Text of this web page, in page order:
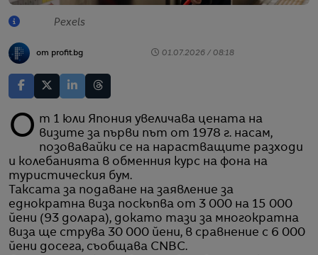
Pexels
от profit.bg 01.07.2026 / 08:18
От 1 юли Япония увеличава цената на визите за първи път от 1978 г. насам,
позовавайки се на нарастващите разходи
и колебанията в обменния курс на фона на
туристическия бум.
Таксата за подаване на заявление за
еднократна виза поскъпва от 3 000 на 15 000
йени (93 долара), докато тази за многократна
виза ще струва 30 000 йени, в сравнение с 6 000
йени досега, съобщава CNBC.